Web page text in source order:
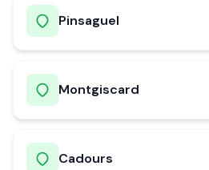
Pinsaguel
Montgiscard
Cadours